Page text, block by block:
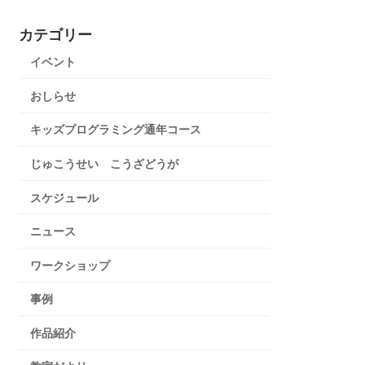
カテゴリー
イベント
おしらせ
キッズプログラミング通年コース
じゅこうせい こうざどうが
スケジュール
ニュース
ワークショップ
事例
作品紹介